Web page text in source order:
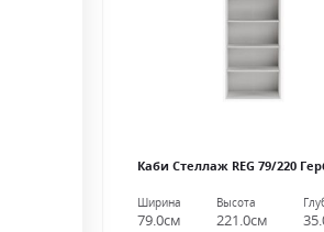
Каби Стеллаж REG 79/220
Ширина
79.0см
Высота
221.0см